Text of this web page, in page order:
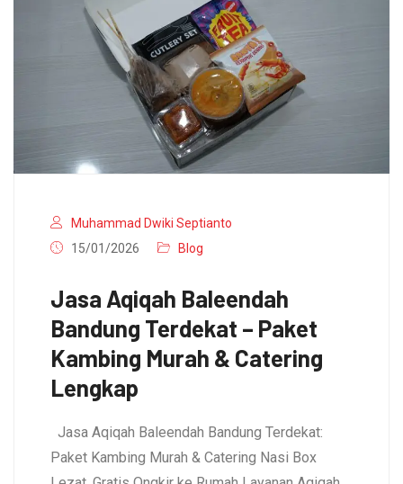
Muhammad Dwiki Septianto
15/01/2026
Blog
Jasa Aqiqah Baleendah
Bandung Terdekat – Paket
Kambing Murah & Catering
Lengkap
Jasa Aqiqah Baleendah Bandung Terdekat:
Paket Kambing Murah & Catering Nasi Box